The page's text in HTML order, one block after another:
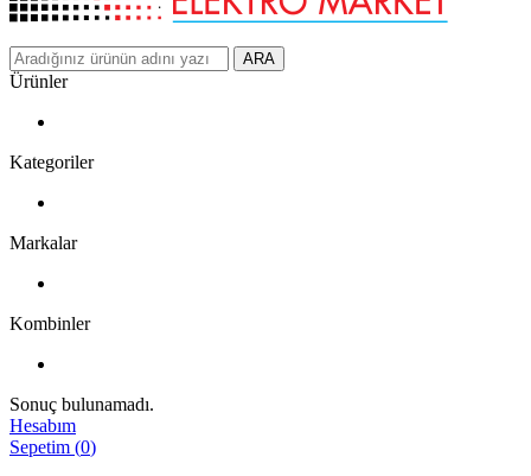
ARA
Ürünler
Kategoriler
Markalar
Kombinler
Sonuç bulunamadı.
Hesabım
Sepetim (0)